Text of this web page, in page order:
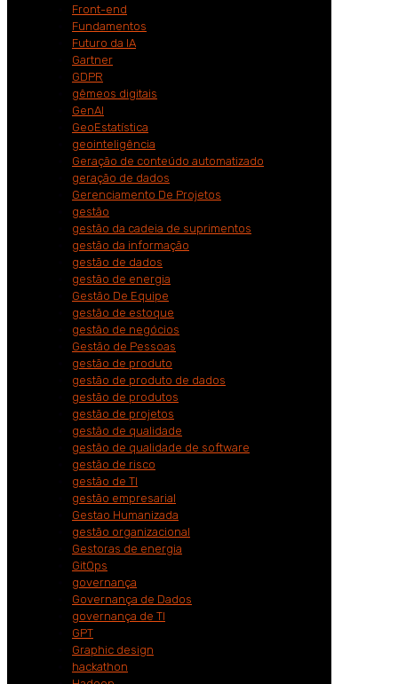
Front-end
Fundamentos
Futuro da IA
Gartner
GDPR
gêmeos digitais
GenAI
GeoEstatística
geointeligência
Geração de conteúdo automatizado
geração de dados
Gerenciamento De Projetos
gestão
gestão da cadeia de suprimentos
gestão da informação
gestão de dados
gestão de energia
Gestão De Equipe
gestão de estoque
gestão de negócios
Gestão de Pessoas
gestão de produto
gestão de produto de dados
gestão de produtos
gestão de projetos
gestão de qualidade
gestão de qualidade de software
gestão de risco
gestão de TI
gestão empresarial
Gestao Humanizada
gestão organizacional
Gestoras de energia
GitOps
governança
Governança de Dados
governança de TI
GPT
Graphic design
hackathon